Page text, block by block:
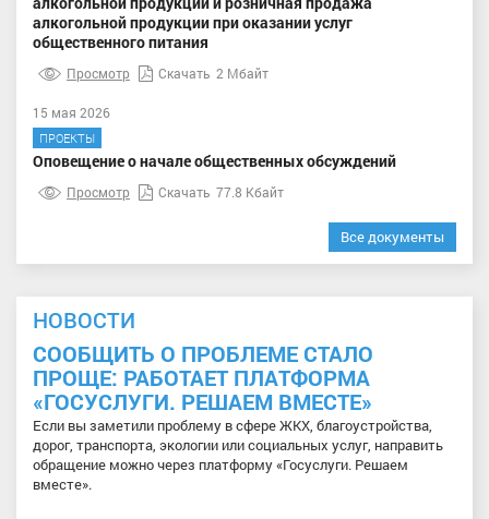
алкогольной продукции при оказании услуг
общественного питания
Просмотр Скачать 2 Мбайт
15 мая 2026
ПРОЕКТЫ
Оповещение о начале общественных обсуждений
Просмотр Скачать 77.8 Кбайт
Все документы
НОВОСТИ
СООБЩИТЬ О ПРОБЛЕМЕ СТАЛО
ПРОЩЕ: РАБОТАЕТ ПЛАТФОРМА
«ГОСУСЛУГИ. РЕШАЕМ ВМЕСТЕ»
Если вы заметили проблему в сфере ЖКХ, благоустройства,
дорог, транспорта, экологии или социальных услуг, направить
обращение можно через платформу «Госуслуги. Решаем
вместе».